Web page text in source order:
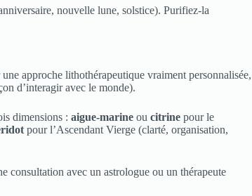
nouvelle lune, solstice). Purifiez-la
approche lithothérapeutique vraiment personnalisée,
d’interagir avec le monde).
dimensions : aigue-marine ou citrine pour le
pour l’Ascendant Vierge (clarté, organisation,
consultation avec un astrologue ou un thérapeute